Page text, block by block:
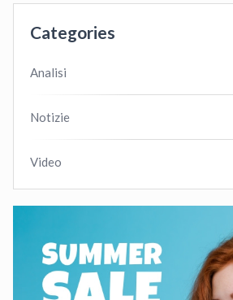
Categories
Analisi
Notizie
Video